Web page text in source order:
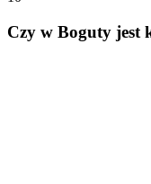
Czy w Boguty jest